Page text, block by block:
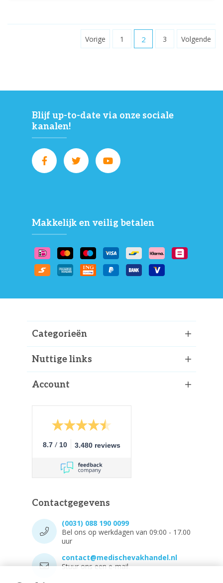
Vorige 1 2 3 Volgende
Blijf up-to-date via onze sociale
kanalen!
Makkelijk en veilig betalen
Categorieën
Nuttige links
Account
8.7 / 10 3.480 reviews
Contactgegevens
(0031) 088 190 0099
Bel ons op werkdagen van 09:00 - 17.00
uur
contact@medischevakhandel.nl
Stuur ons een e-mail.